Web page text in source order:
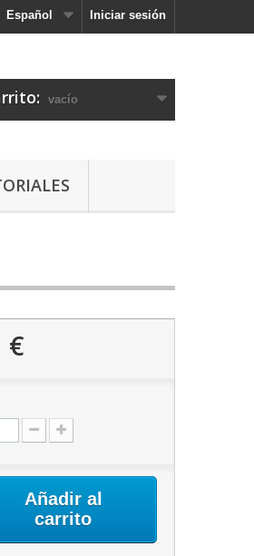
Iniciar sesión
Español
vacío
€
Añadir al
carrito